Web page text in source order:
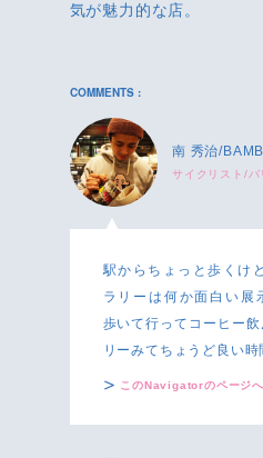
気が魅力的な店。
COMMENTS :
南 秀治/BAMBI
サイクリスト/バ
駅からちょっと歩くけ
ラリーは何か面白い展
歩いて行ってコーヒー
リーみてちょうど良い時
このNavigatorのページへ